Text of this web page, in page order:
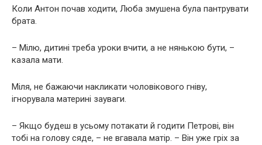
Коли Антон почав ходити, Люба змушена була пантрувати
брата.
– Мілю, дитині треба уроки вчити, а не нянькою бути, –
казала мати.
Міля, не бажаючи накликати чоловікового гніву,
ігнорувала материні зауваги.
– Якщо будеш в усьому потакати й годити Петрові, він
тобі на голову сяде, – не вгавала матір. – Він уже гріх за